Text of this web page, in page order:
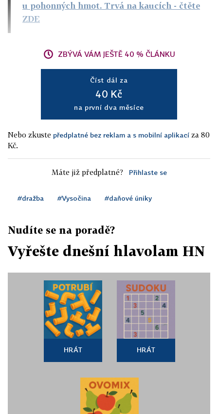
u pohonných hmot. Trvá na kaucích - čtěte
ZDE
ZBÝVÁ VÁM JEŠTĚ 40 % ČLÁNKU
Číst dál za
40 Kč
na první dva měsíce
Nebo zkuste předplatné bez reklam a s mobilní aplikací za 80
Kč.
Máte již předplatné? Přihlaste se
#dražba #Vysočina #daňové úniky
Nudíte se na poradě?
Vyřešte dnešní hlavolam HN
HRÁT HRÁT